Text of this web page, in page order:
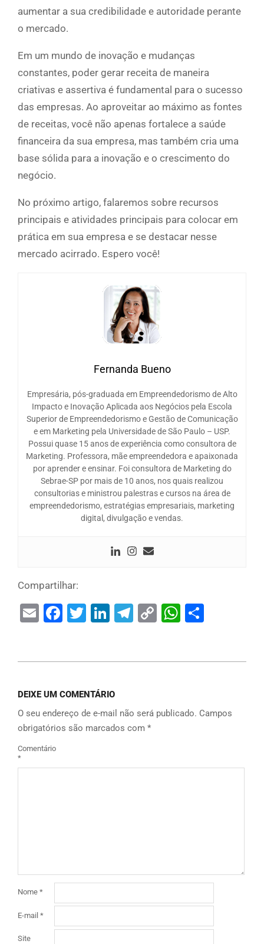
aumentar a sua credibilidade e autoridade perante
o mercado.
Em um mundo de inovação e mudanças
constantes, poder gerar receita de maneira
criativas e assertiva é fundamental para o sucesso
das empresas. Ao aproveitar ao máximo as fontes
de receitas, você não apenas fortalece a saúde
financeira da sua empresa, mas também cria uma
base sólida para a inovação e o crescimento do
negócio.
No próximo artigo, falaremos sobre recursos
principais e atividades principais para colocar em
prática em sua empresa e se destacar nesse
mercado acirrado. Espero você!
Fernanda Bueno
Empresária, pós-graduada em Empreendedorismo de Alto
Impacto e Inovação Aplicada aos Negócios pela Escola
Superior de Empreendedorismo e Gestão de Comunicação
e em Marketing pela Universidade de São Paulo – USP.
Possui quase 15 anos de experiência como consultora de
Marketing. Professora, mãe empreendedora e apaixonada
por aprender e ensinar. Foi consultora de Marketing do
Sebrae-SP por mais de 10 anos, nos quais realizou
consultorias e ministrou palestras e cursos na área de
empreendedorismo, estratégias empresariais, marketing
digital, divulgação e vendas.
Compartilhar:
EmailFacebook
Twitter
LinkedIn
Telegram
Copy
DEIXE UM COMENTÁRIO
O seu endereço de e-mail não será publicado. Campos
obrigatórios são marcados com *
Comentário
*
Nome *
E-mail *
Site